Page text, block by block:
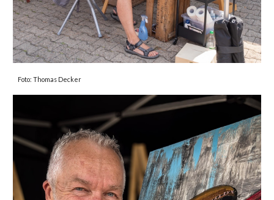
Foto: Thomas Decker